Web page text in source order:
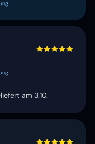
am 3.10.